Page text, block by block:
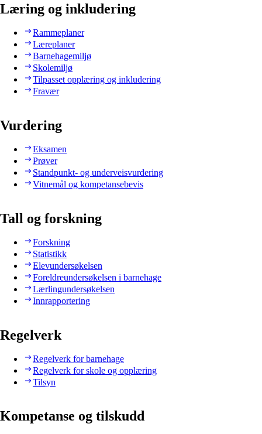
Læring og inkludering
Rammeplaner
Læreplaner
Barnehagemiljø
Skolemiljø
Tilpasset opplæring og inkludering
Fravær
Vurdering
Eksamen
Prøver
Standpunkt- og underveisvurdering
Vitnemål og kompetansebevis
Tall og forskning
Forskning
Statistikk
Elevundersøkelsen
Foreldreundersøkelsen i barnehage
Lærlingundersøkelsen
Innrapportering
Regelverk
Regelverk for barnehage
Regelverk for skole og opplæring
Tilsyn
Kompetanse og tilskudd